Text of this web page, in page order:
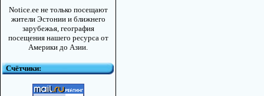
Notice.ee не только посещают
жители Эстонии и ближнего
зарубежья, география
посещения нашего ресурса от
Америки до Азии.
Счётчики: